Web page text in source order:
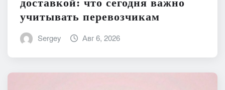
доставкой: что сегодня важно
учитывать перевозчикам
Sergey Авг 6, 2026